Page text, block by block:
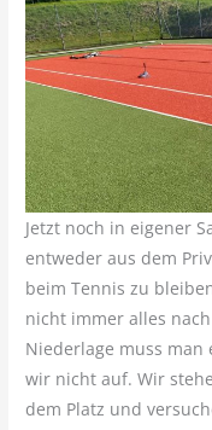
Jetzt noch in eigener
entweder aus dem
beim Tennis zu
nicht immer alles
Niederlage muss man
wir nicht auf. Wir
dem Platz und